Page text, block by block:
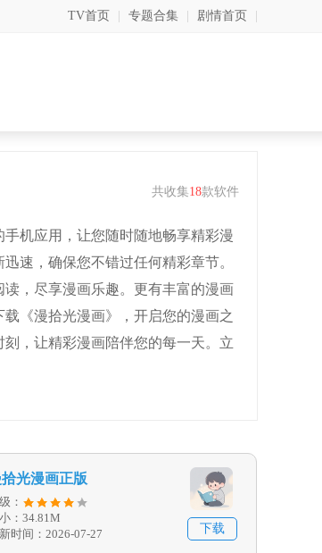
TV首页 专题合集 剧情首页
共收集18款软件
手机应用，让您随时随地畅享精彩漫
速，确保您不错过任何精彩章节。
，尽享漫画乐趣。更有丰富的漫画
《漫拾光漫画》，开启您的漫画之
，让精彩漫画陪伴您的每一天。立
光漫画正版
：
：34.81M
时间：2026-07-27
下载